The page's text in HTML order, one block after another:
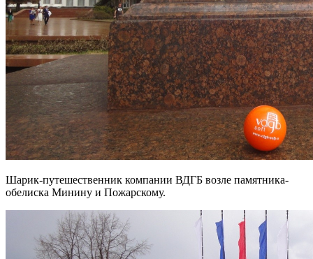
Шарик-путешественник компании ВДГБ возле памятника-
обелиска Минину и Пожарскому.